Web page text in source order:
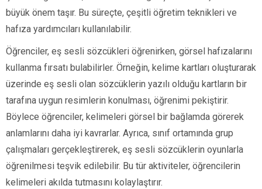
büyük önem taşır. Bu süreçte, çeşitli öğretim teknikleri ve
hafıza yardımcıları kullanılabilir.
Öğrenciler, eş sesli sözcükleri öğrenirken, görsel hafızalarını
kullanma fırsatı bulabilirler. Örneğin, kelime kartları oluşturarak
üzerinde eş sesli olan sözcüklerin yazılı olduğu kartların bir
tarafına uygun resimlerin konulması, öğrenimi pekiştirir.
Böylece öğrenciler, kelimeleri görsel bir bağlamda görerek
anlamlarını daha iyi kavrarlar. Ayrıca, sınıf ortamında grup
çalışmaları gerçekleştirerek, eş sesli sözcüklerin oyunlarla
öğrenilmesi teşvik edilebilir. Bu tür aktiviteler, öğrencilerin
kelimeleri akılda tutmasını kolaylaştırır.